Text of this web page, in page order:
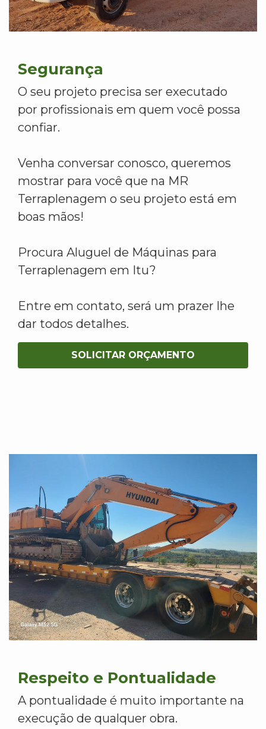
Segurança
O seu projeto precisa ser executado
por profissionais em quem você possa
confiar.
Venha conversar conosco, queremos
mostrar para você que na MR
Terraplenagem o seu projeto está em
boas mãos!
Procura Aluguel de Máquinas para
Terraplenagem em Itu?
Entre em contato, será um prazer lhe
dar todos detalhes.
SOLICITAR ORÇAMENTO
Respeito e Pontualidade
A pontualidade é muito importante na
execução de qualquer obra.